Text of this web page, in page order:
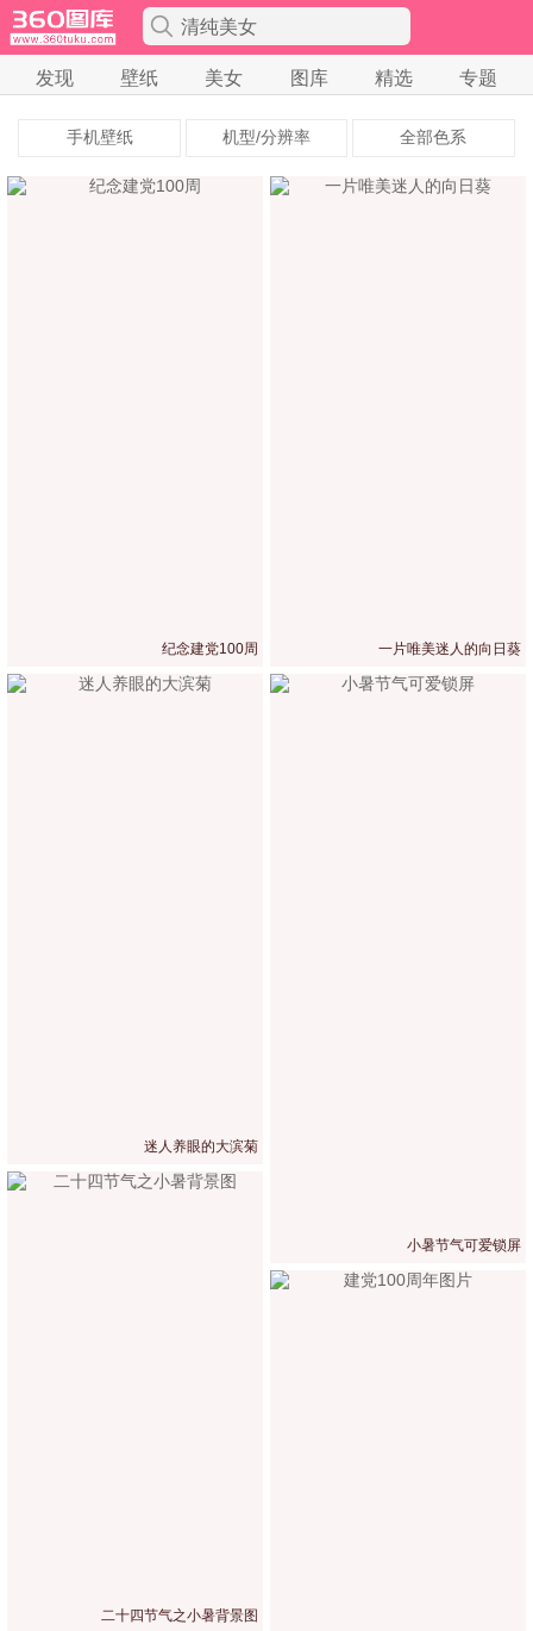
清纯美女
发现 壁纸 美女 图库 精选 专题
手机壁纸 机型/分辨率 全部色系
纪念建党100周 一片唯美迷人的向日葵
迷人养眼的大滨菊
小暑节气可爱锁屏
二十四节气之小暑背景图